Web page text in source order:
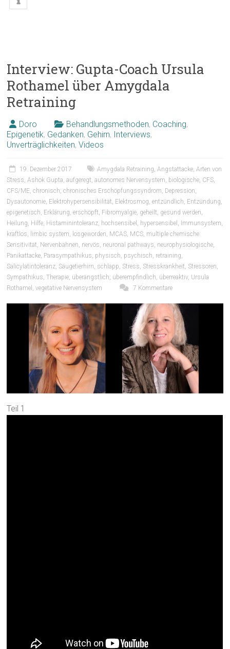
Interview: Gupta-Coach Ursula
Rothamel über Amygdala
Retraining
Doro Behandlungsmethoden, Coaching,
Epigenetik, Gedanken, Gehirn, Interviews,
Unverträglichkeiten,Videos
19. Dezember 2017 Amygdala Retraining ,Angstattacke ,Arten von
Stress ,Ashok Gupta ,aufgeregt ,autonomes Nervensystem biologische CFS
CFS/ME ,chronisch ,chronisches Erschöpfungssyndrom Depression
Dysautonomie Elektrohypersensibilität Elektrosmog ,entzündlich Entzündung
epigenetisch Erklärung ,erschöpft Fibromyalgie geheilt gesund werden
Heilung Hilfe Histaminintoleranz hochsensibel hypersensibel Immunsystem
kraftlos
limbic system losgeworden MCAS MCS multiple chemische
Sensitivität Nervenbahnen nervös neuronal pathways neurophysiologische
Panikattacke Parasympathikus physisch psychisch retraining
Salicylatintoleranz Säugetierhirn schlapp Stress Stresskrankheit Stressoren
Sympathikus ,Therapie überängstlich überempfindlich überreaktiv, Ursula
Rothamel
,vegetative Nervensystem 7 Kommentare
Teil 1